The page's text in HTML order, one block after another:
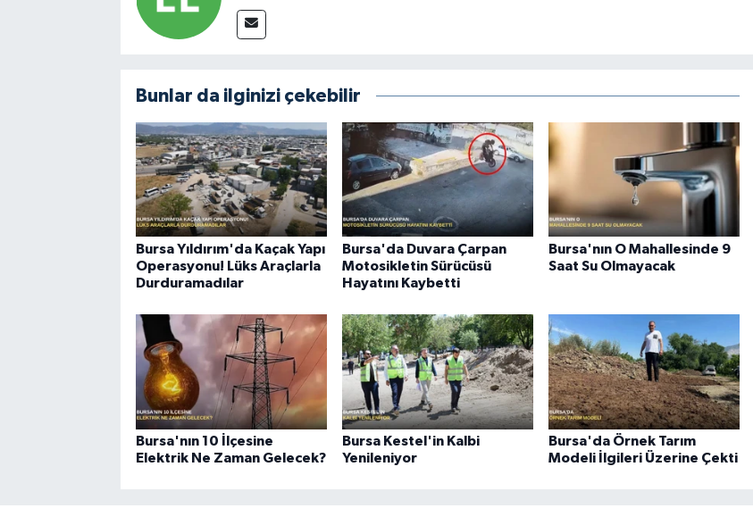
Bunlar da ilginizi çekebilir
Bursa Yıldırım'da Kaçak Yapı
Operasyonu! Lüks Araçlarla
Durduramadılar
Bursa'da Duvara Çarpan
Motosikletin Sürücüsü
Hayatını Kaybetti
Bursa'nın O Mahallesinde 9
Saat Su Olmayacak
Bursa'nın 10 İlçesine
Elektrik Ne Zaman Gelecek?
Bursa Kestel'in Kalbi
Yenileniyor
Bursa'da Örnek Tarım
Modeli İlgileri Üzerine Çekti